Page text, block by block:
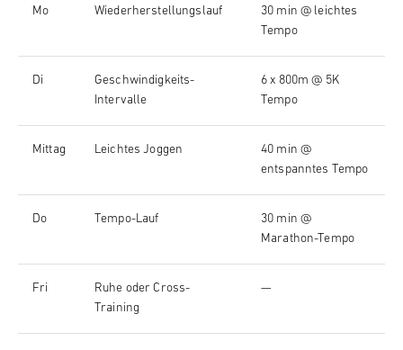
Mo Wiederherstellungslauf
30 min @ leichtes
Tempo
Di
Geschwindigkeits-
Intervalle
6 x 800m @ 5K
Tempo
Mittag Leichtes Joggen
40 min @
entspanntes Tempo
Do Tempo-Lauf
30 min @
Marathon-Tempo
Fri
Ruhe oder Cross-
Training
—